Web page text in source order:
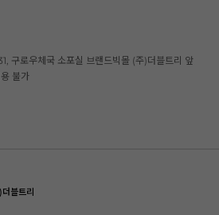
구로우체국 소포실 브랜드빅몰 (주)더블트리 앞
불가
블트리